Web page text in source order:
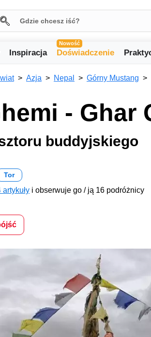
Inspiracja
Nowość
Doświadczenie
Azja Nepal Górny Mustang
- Ghar
buddyjskiego
Tor
artykuły i obserwuje go / ją 16 podróżnicy